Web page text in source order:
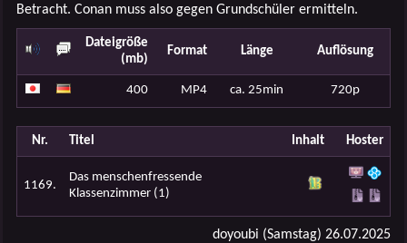
Betracht. Conan muss also gegen Grundschüler ermitteln.
Dateigröße
(mb)
Format Länge Auflösung
400 MP4 ca. 25min 720p
Nr. Titel Inhalt Hoster
1169.
Das menschenfressende
Klassenzimmer (1)
doyoubi (Samstag) 26.07.2025